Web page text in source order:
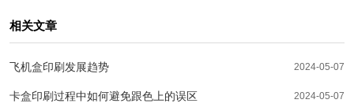
相关文章
2024-05-07
飞机盒印刷发展趋势
2024-05-07
卡盒印刷过程中如何避免跟色上的误区